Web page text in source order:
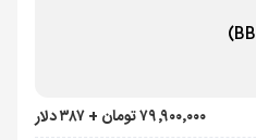
۷۹٬۹۰۰٬۰۰۰ تومان + ۳۸۷ دلار